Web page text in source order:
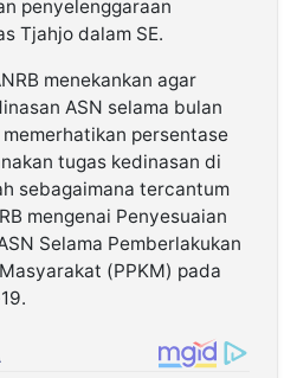
penyelenggaraan
Tjahjo dalam SE.
menekankan agar
ASN selama bulan
persentase
tugas kedinasan di
sebagaimana tercantum
mengenai Penyesuaian
Selama Pemberlakukan
(PPKM) pada